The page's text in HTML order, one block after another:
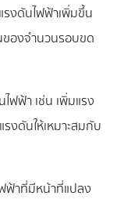
งดันไฟฟ้าเพิ่มขึ้น
องจำนวนรอบขด
ฟฟ้า เช่น เพิ่มแรง
งดันให้เหมาะสมกับ
ฟ้าที่มีหน้าที่แปลง